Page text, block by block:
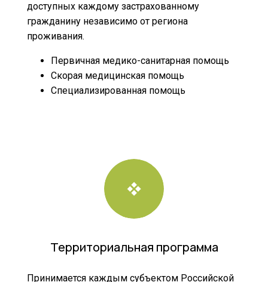
доступных каждому застрахованному
гражданину независимо от региона
проживания.
Первичная медико-санитарная помощь
Скорая медицинская помощь
Специализированная помощь
Территориальная программа
Принимается каждым субъектом Российской